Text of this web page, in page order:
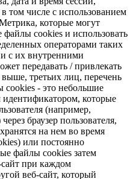
том числе с использованием
которые могут
cookies и использовать
операторами таких
с их внутренними
передавать / привлекать
третьих лиц, перечень
- это небольшие
которые
(например,
браузер пользователя,
на нем во время
или постоянно
файлы cookies затем
при каждом
веб-сайт, который